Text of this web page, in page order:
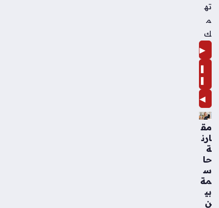
ته
م
ك
▶
❚
❚
◀
مق
ارن
ة
حا
س
مة
بي
ن